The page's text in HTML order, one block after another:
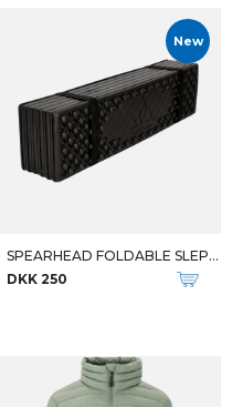
New
SPEARHEAD FOLDABLE SLEPPING PA
DKK 250